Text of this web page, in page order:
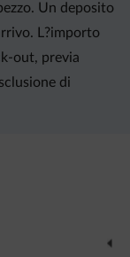
Un deposito
L?importo
out, previa
di